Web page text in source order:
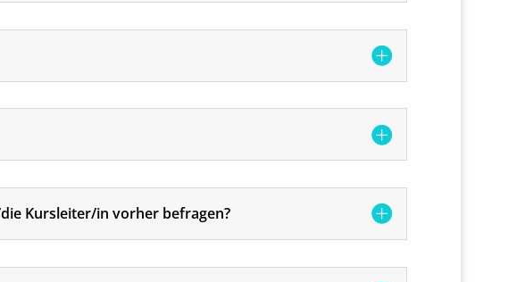
Kursleiter/in vorher befragen?